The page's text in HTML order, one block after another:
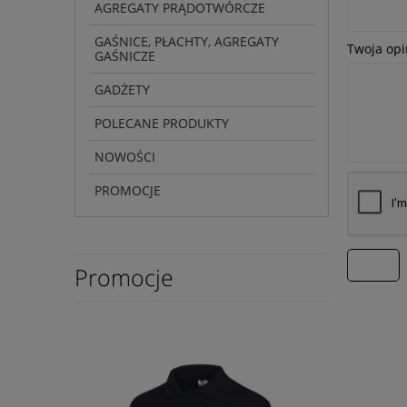
AGREGATY PRĄDOTWÓRCZE
GAŚNICE, PŁACHTY, AGREGATY
GAŚNICZE
GADŻETY
POLECANE PRODUKTY
NOWOŚCI
PROMOCJE
Promocje
Twoja